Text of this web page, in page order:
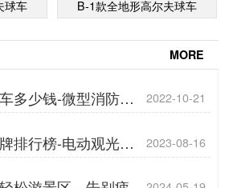
球车 B-1款全地形高尔夫球车
MORE
多少钱-微型消防车
2022-10-21
排行榜-电动观光车
2023-08-16